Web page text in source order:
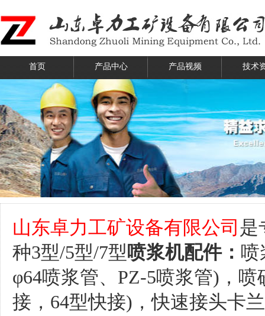
首页 产品中心 产品视频 技术
山东卓力工矿设备有限公司 是
种3型/5型/7型喷浆机配件： 喷
φ64喷浆管、PZ-5喷浆管)，
接，64型快接)，快速接头卡